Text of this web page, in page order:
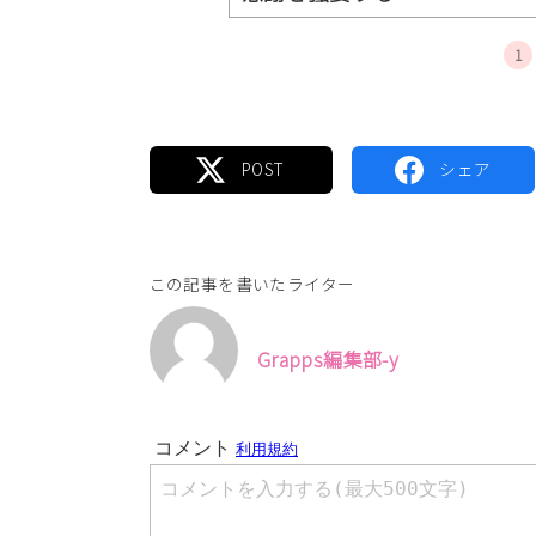
1
この記事を書いたライター
Grapps編集部-y